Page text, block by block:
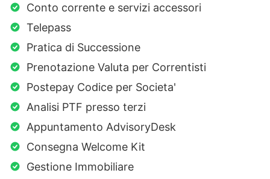
Conto corrente e servizi accessori
Telepass
Pratica di Successione
Prenotazione Valuta per Correntisti
Postepay Codice per Societa'
Analisi PTF presso terzi
Appuntamento AdvisoryDesk
Consegna Welcome Kit
Gestione Immobiliare